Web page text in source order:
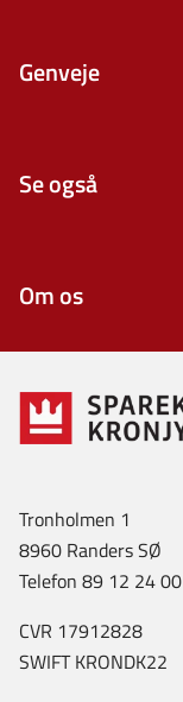
Genveje
Se også
Om os
Tronholmen 1
8960 Randers SØ
Telefon 89 12 24 00
CVR 17912828
SWIFT KRONDK22